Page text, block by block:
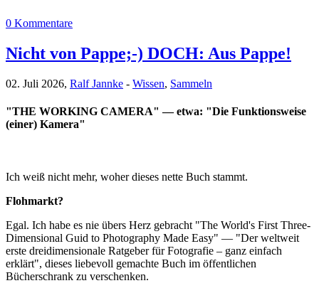
0 Kommentare
Nicht von Pappe;-) DOCH: Aus Pappe!
02. Juli 2026, Ralf Jannke - Wissen, Sammeln
"THE WORKING CAMERA" — etwa: "Die Funktionsweise
(einer) Kamera"
Ich weiß nicht mehr, woher dieses nette Buch stammt.
Flohmarkt?
Egal. Ich habe es nie übers Herz gebracht "The World's First Three-
Dimensional Guid to Photography Made Easy" — "Der weltweit
erste dreidimensionale Ratgeber für Fotografie – ganz einfach
erklärt", dieses liebevoll gemachte Buch im öffentlichen
Bücherschrank zu verschenken.